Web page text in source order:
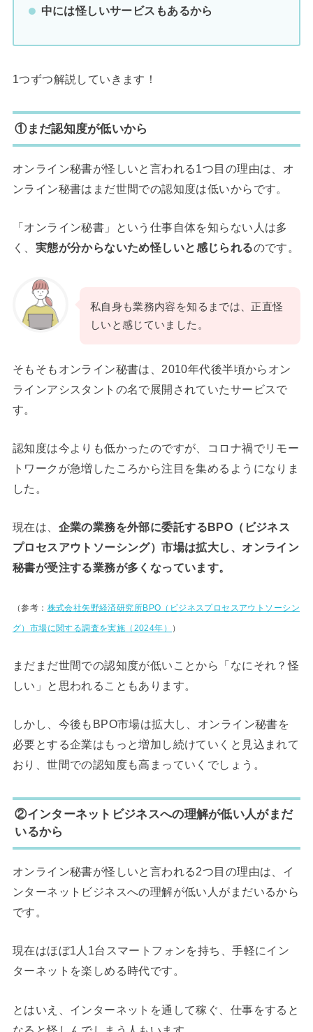
中には怪しいサービスもあるから
1つずつ解説していきます！
①まだ認知度が低いから
オンライン秘書が怪しいと言われる1つ目の理由は、オ
ンライン秘書はまだ世間での認知度は低いからです。
「オンライン秘書」という仕事自体を知らない人は多
く、 実態が分からないため怪しいと感じられるのです。
私自身も業務内容を知るまでは、正直怪
しいと感じていました。
そもそもオンライン秘書は、2010年代後半頃からオン
ラインアシスタントの名で展開されていたサービスで
す。
認知度は今よりも低かったのですが、コロナ禍でリモー
トワークが急増したころから注目を集めるようになりま
した。
現在は、 企業の業務を外部に委託するBPO（ビジネス
プロセスアウトソーシング）市場は拡大し、オンライン
秘書が受注する業務が多くなっています。
（参考： 株式会社矢野経済研究所BPO（ビジネスプロセスアウトソーシン
グ）市場に関する調査を実施（2024年） ）
まだまだ世間での認知度が低いことから「なにそれ？怪
しい」と思われることもあります。
しかし、今後もBPO市場は拡大し、オンライン秘書を
必要とする企業はもっと増加し続けていくと見込まれて
おり、世間での認知度も高まっていくでしょう。
②インターネットビジネスへの理解が低い人がまだ
いるから
オンライン秘書が怪しいと言われる2つ目の理由は、イ
ンターネットビジネスへの理解が低い人がまだいるから
です。
現在はほぼ1人1台スマートフォンを持ち、手軽にイン
ターネットを楽しめる時代です。
とはいえ、インターネットを通して稼ぐ、仕事をすると